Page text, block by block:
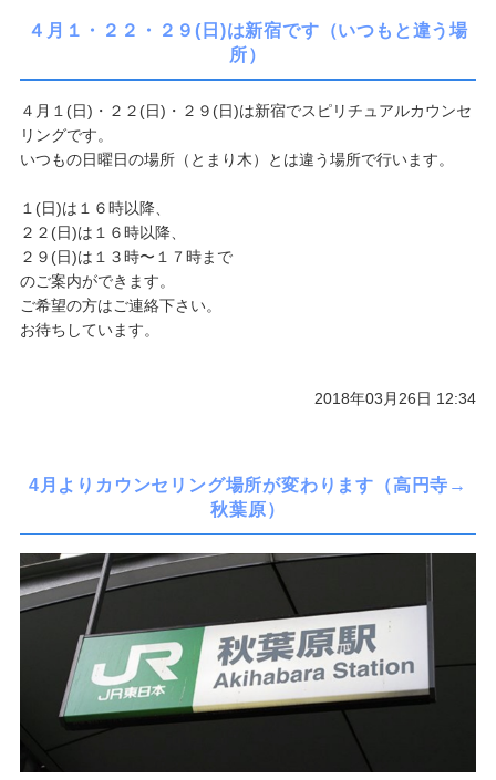
４月１・２２・２９(日)は新宿です（いつもと違う場
所）
４月１(日)・２２(日)・２９(日)は新宿でスピリチュアルカウンセ
リングです。
いつもの日曜日の場所（とまり木）とは違う場所で行います。
１(日)は１６時以降、
２２(日)は１６時以降、
２９(日)は１３時〜１７時まで
のご案内ができます。
ご希望の方はご連絡下さい。
お待ちしています。
2018年03月26日 12:34
4月よりカウンセリング場所が変わります（高円寺→
秋葉原）